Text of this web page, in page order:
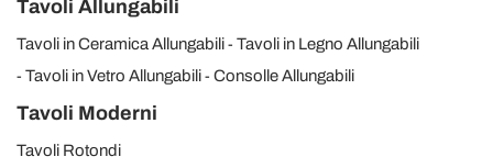
Tavoli Allungabili
Tavoli in Ceramica Allungabili
Tavoli in Legno Allungabili
Tavoli in Vetro Allungabili
Consolle Allungabili
Tavoli Moderni
Tavoli Rotondi